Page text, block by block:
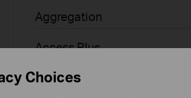
Aggregation
Access Plus
Access
Choices